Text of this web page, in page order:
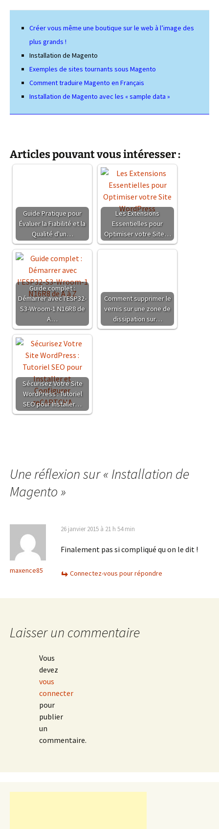
Créer vous même une boutique sur le web à l’image des
plus grands !
Installation de Magento
Exemples de sites tournants sous Magento
Comment traduire Magento en Français
Installation de Magento avec les « sample data »
Articles pouvant vous intéresser :
Guide Pratique pour
Évaluer la Fiabilité et la
Qualité d'un…
Les Extensions
Essentielles pour
Optimiser votre Site…
Guide complet :
Démarrer avec l'ESP32-
S3-Wroom-1 N16R8 de
A…
Comment supprimer le
vernis sur une zone de
dissipation sur…
Sécurisez Votre Site
WordPress : Tutoriel
SEO pour Installer…
Une réflexion sur « Installation de
Magento»
maxence85
26 janvier 2015 à 21 h 54 min
Finalement pas si compliqué qu on le dit !
Connectez-vous pour répondre
Laisser un commentaire
Vous
devez
vous
connecter
pour
publier
un
commentaire.